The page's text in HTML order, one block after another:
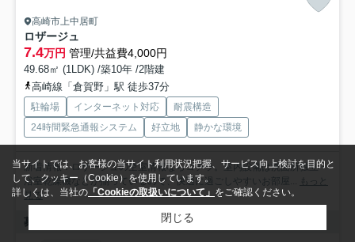
高崎市上中居町
ロザージュ
7.4万円 管理/共益費4,000円
49.68㎡ (1LDK) /築10年 /2階建
高崎線「倉賀野」駅 徒歩37分
駐輪場 インターネット対応
耐震構造
24時間緊急通報システム
好立地 静かな環境
新着情報：ロザージュの空室情報ならコチラ。室内設備は洗面所独立・
浴室乾燥機などが揃っているので、快適に過ごしやすいお部屋...
もっと
見る
募集中の部屋
当サイトでは、お客様の当サイト利用状況把握、サービス向上検討を目的と
して、クッキー（Cookie）を使用しています。
詳しくは、当社の 「Cookieの取扱いについて」 をご確認ください。
閉じる